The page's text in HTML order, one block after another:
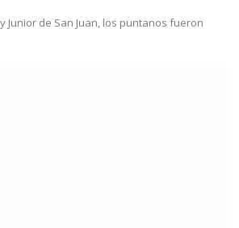
Junior de San Juan, los puntanos fueron